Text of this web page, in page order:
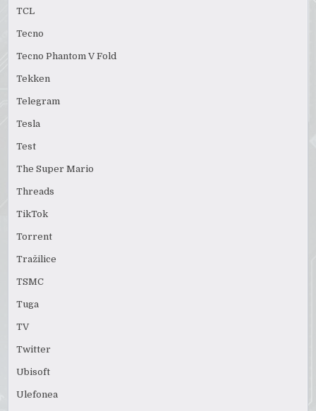
TCL
Tecno
Tecno Phantom V Fold
Tekken
Telegram
Tesla
Test
The Super Mario
Threads
TikTok
Torrent
Tražilice
TSMC
Tuga
TV
Twitter
Ubisoft
Ulefonea